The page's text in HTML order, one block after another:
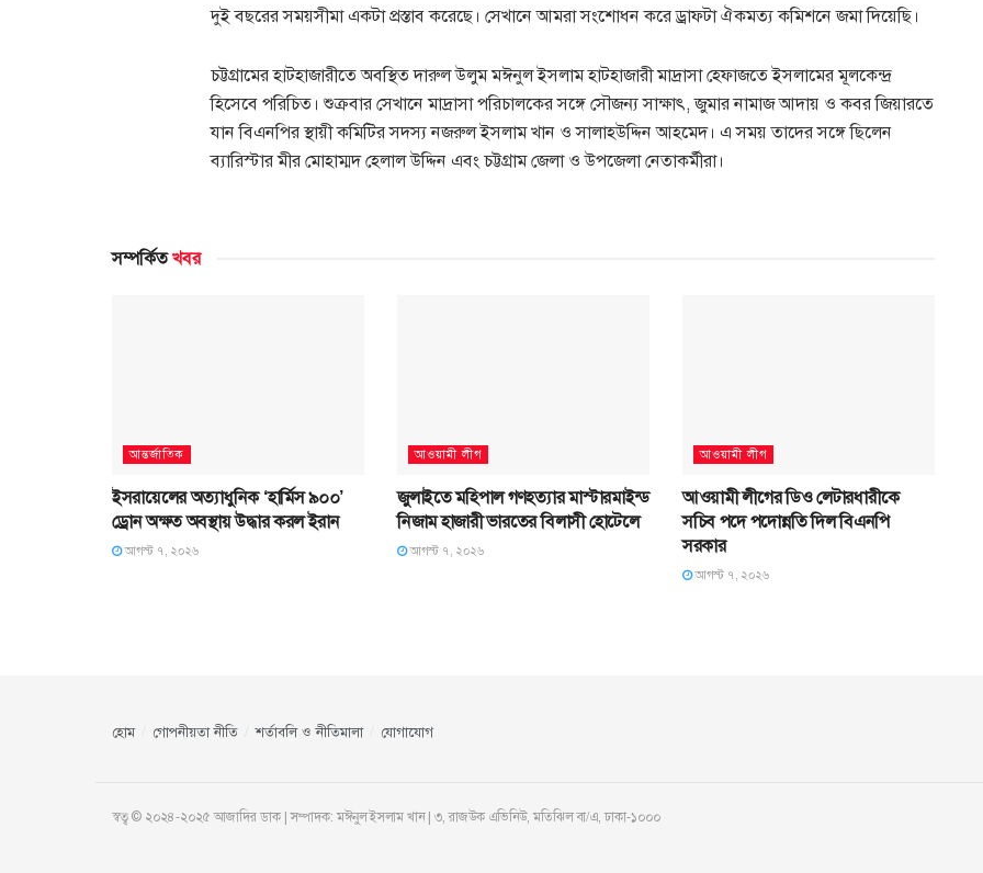
দুই বছরের সময়সীমা একটা প্রস্তাব করেছে। সেখানে আমরা সংশোধন করে ড্রাফটা ঐকমত্য কমিশনে জমা দিয়েছি।
চট্টগ্রামের হাটহাজারীতে অবস্থিত দারুল উলুম মঈনুল ইসলাম হাটহাজারী মাদ্রাসা হেফাজতে ইসলামের মূলকেন্দ্র
হিসেবে পরিচিত। শুক্রবার সেখানে মাদ্রাসা পরিচালকের সঙ্গে সৌজন্য সাক্ষাৎ, জুমার নামাজ আদায় ও কবর জিয়ারতে
যান বিএনপির স্থায়ী কমিটির সদস্য নজরুল ইসলাম খান ও সালাহউদ্দিন আহমেদ। এ সময় তাদের সঙ্গে ছিলেন
ব্যারিস্টার মীর মোহাম্মদ হেলাল উদ্দিন এবং চট্টগ্রাম জেলা ও উপজেলা নেতাকর্মীরা।
সম্পর্কিতখবর
আন্তর্জাতিক
ইসরায়েলের অত্যাধুনিক ‘হার্মিস ৯০০’
ড্রোন অক্ষত অবস্থায় উদ্ধার করল ইরান
আগস্ট ৭, ২০২৬
আওয়ামী লীগ
জুলাইতে মহিপাল গণহত্যার মাস্টারমাইন্ড
নিজাম হাজারী ভারতের বিলাসী হোটেলে
আগস্ট ৭, ২০২৬
আওয়ামী লীগ
আওয়ামী লীগের ডিও লেটারধারীকে
সচিব পদে পদোন্নতি দিল বিএনপি
সরকার
আগস্ট ৭, ২০২৬
হোম গোপনীয়তা নীতি শর্তাবলি ও নীতিমালা যোগাযোগ
স্বত্ব © ২০২৪-২০২৫ আজাদির ডাক | সম্পাদক: মঈনুল ইসলাম খান | ৩, রাজউক এভিনিউ, মতিঝিল বা/এ, ঢাকা-১০০০